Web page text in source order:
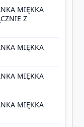
MIĘKKA
Z
MIĘKKA
MIĘKKA
MIĘKKA